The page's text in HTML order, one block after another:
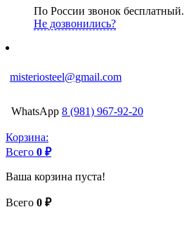
По России звонок бесплатный.
Не дозвонились?
misteriosteel@gmail.com
WhatsApp 8 (981) 967-92-20
Корзина:
Всего 0 ₽
Ваша корзина пуста!
Всего 0 ₽